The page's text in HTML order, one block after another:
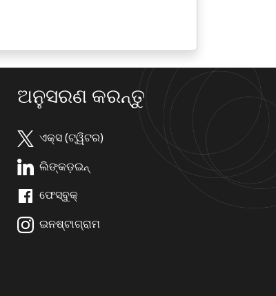
ଅନୁସରଣ କରନ୍ତୁ
ଏକ୍ସ (ଟ୍ୱିଟର)
ଲିଙ୍କଡ଼ଇନ୍
ଫେସ୍ବୁକ୍
ଇନଷ୍ଟାଗ୍ରାମ